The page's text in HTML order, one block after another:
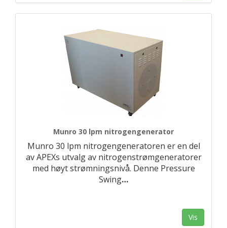
Munro 30 lpm nitrogengenerator
Munro 30 lpm nitrogengeneratoren er en del
av APEXs utvalg av nitrogenstrømgeneratorer
med høyt strømningsnivå. Denne Pressure
Swing…
Vis